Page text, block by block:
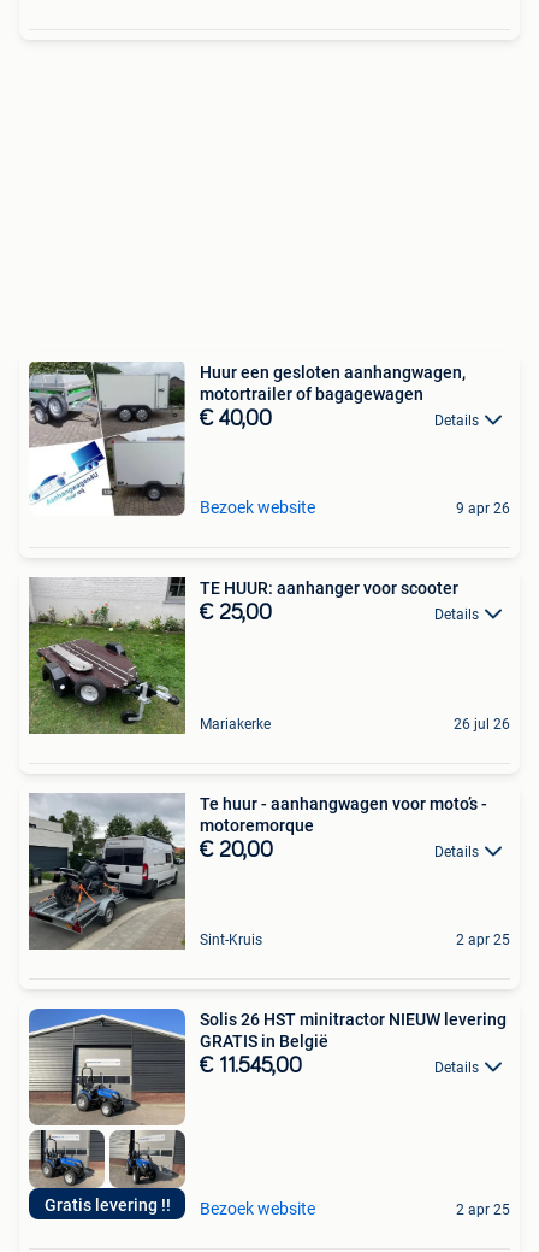
Huur een gesloten aanhangwagen,
motortrailer of bagagewagen
€ 40,00 Details
Bezoek website 9 apr 26
TE HUUR: aanhanger voor scooter
€ 25,00 Details
Mariakerke 26 jul 26
Te huur - aanhangwagen voor moto’s -
motoremorque
€ 20,00 Details
Sint-Kruis 2 apr 25
Gratis levering !!
Solis 26 HST minitractor NIEUW levering
GRATIS in België
€ 11.545,00 Details
Bezoek website 2 apr 25